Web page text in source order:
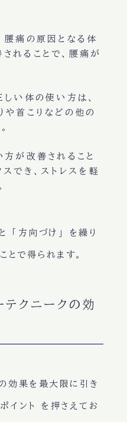
痛の原因となる体
れることで、腰痛が
い体の使い方は、
や首こりなどの他の
が改善されること
でき、ストレスを軽
「方向づけ」 を繰り
とで得られます。
クニークの効
効果を最大限に引き
イント を押さえてお